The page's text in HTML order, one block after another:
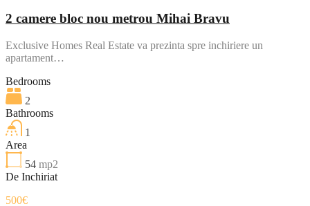
2 camere bloc nou metrou Mihai Bravu
Exclusive Homes Real Estate va prezinta spre inchiriere un
apartament…
Bedrooms
2
Bathrooms
1
Area
54 mp2
De Inchiriat
500€